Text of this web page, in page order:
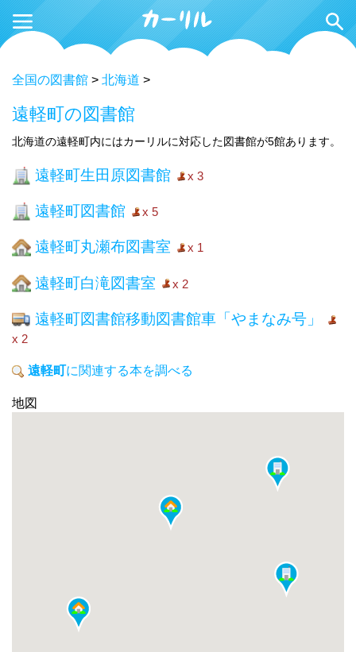
全国の図書館 > 北海道 >
遠軽町の図書館
北海道の遠軽町内にはカーリルに対応した図書館が5館あります。
遠軽町生田原図書館 x 3
遠軽町図書館 x 5
遠軽町丸瀬布図書室 x 1
遠軽町白滝図書室 x 2
遠軽町図書館移動図書館車「やまなみ号」
x 2
遠軽町に関連する本を調べる
地図